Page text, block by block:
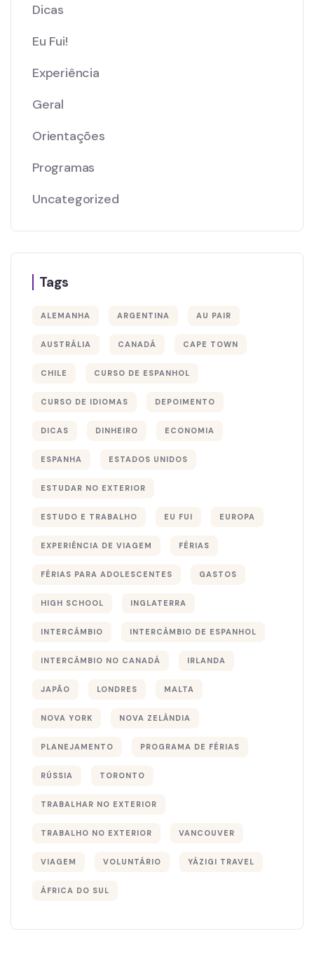
Dicas
Eu Fui!
Experiência
Geral
Orientações
Programas
Uncategorized
Tags
ALEMANHA ARGENTINA AU PAIR
AUSTRÁLIA CANADÁ CAPE TOWN
CHILE CURSO DE ESPANHOL
CURSO DE IDIOMAS DEPOIMENTO
DICAS DINHEIRO ECONOMIA
ESPANHA ESTADOS UNIDOS
ESTUDAR NO EXTERIOR
ESTUDO E TRABALHO EU FUI EUROPA
EXPERIÊNCIA DE VIAGEM FÉRIAS
FÉRIAS PARA ADOLESCENTES GASTOS
HIGH SCHOOL INGLATERRA
INTERCÂMBIO INTERCÂMBIO DE ESPANHOL
INTERCÂMBIO NO CANADÁ IRLANDA
JAPÃO LONDRES MALTA
NOVA YORK NOVA ZELÂNDIA
PLANEJAMENTO PROGRAMA DE FÉRIAS
RÚSSIA TORONTO
TRABALHAR NO EXTERIOR
TRABALHO NO EXTERIOR VANCOUVER
VIAGEM VOLUNTÁRIO YÁZIGI TRAVEL
ÁFRICA DO SUL